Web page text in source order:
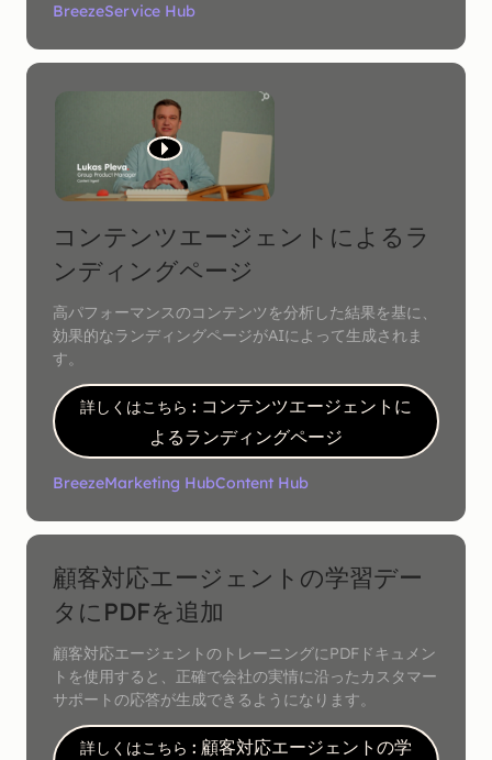
BreezeService Hub
コンテンツエージェントによるラ
ンディングページ
高パフォーマンスのコンテンツを分析した結果を基に、
効果的なランディングページがAIによって生成されま
す。
詳しくはこちら : コンテンツエージェントに
よるランディングページ
BreezeMarketing HubContent Hub
顧客対応エージェントの学習デー
タにPDFを追加
顧客対応エージェントのトレーニングにPDFドキュメン
トを使用すると、正確で会社の実情に沿ったカスタマー
サポートの応答が生成できるようになります。
詳しくはこちら : 顧客対応エージェントの学